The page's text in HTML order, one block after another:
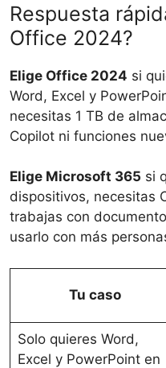
Respuesta
Office 2024?
Elige Office 2024 si
Word, Excel y
necesitas 1 TB de
Copilot ni funciones
Elige Microsoft 365 si
dispositivos, necesitas
trabajas con
usarlo con más
Tu caso
Solo quieres Word,
Excel y PowerPoint en